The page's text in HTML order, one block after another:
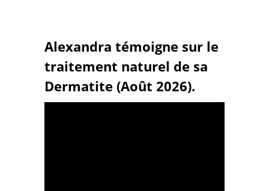
Alexandra témoigne sur le
traitement naturel de sa
Dermatite (Août 2026).